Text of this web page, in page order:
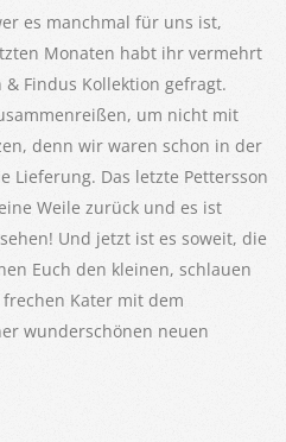
es manchmal für uns ist,
Monaten habt ihr vermehrt
Findus Kollektion gefragt.
um nicht mit
denn wir waren schon in der
Lieferung. Das letzte Pettersson
Weile zurück und es ist
Und jetzt ist es soweit, die
Euch den kleinen, schlauen
Kater mit dem
wunderschönen neuen